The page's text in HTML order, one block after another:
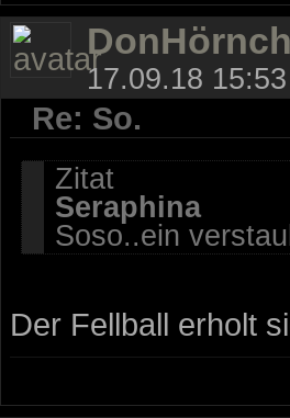
17.09.18 15:53
Re: So.
Zitat
Seraphina
Soso..ein
Der Fellball erholt